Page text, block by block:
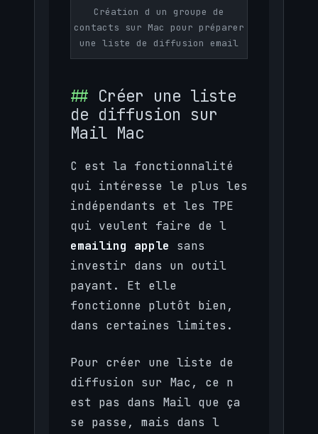
Création d un groupe de
contacts sur Mac pour préparer
une liste de diffusion email
Créer une liste
de diffusion sur
Mail Mac
C est la fonctionnalité
qui intéresse le plus les
indépendants et les TPE
qui veulent faire de l
emailing apple sans
investir dans un outil
payant. Et elle
fonctionne plutôt bien,
dans certaines limites.
Pour créer une liste de
diffusion sur Mac, ce n
est pas dans Mail que ça
se passe, mais dans l